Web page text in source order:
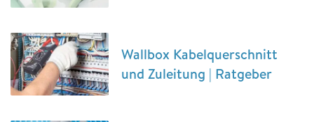
Wallbox Kabelquerschnitt
und Zuleitung | Ratgeber